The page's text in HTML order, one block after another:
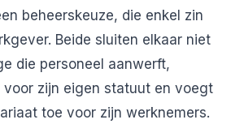
beheerskeuze, die enkel zin
Beide sluiten elkaar niet
die personeel aanwerft,
voor zijn eigen statuut en voegt
toe voor zijn werknemers.